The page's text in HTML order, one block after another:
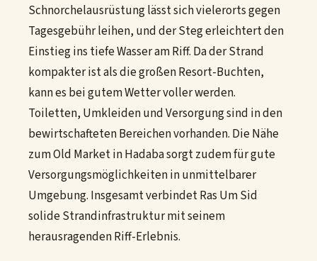
Schnorchelausrüstung lässt sich vielerorts gegen
Tagesgebühr leihen, und der Steg erleichtert den
Einstieg ins tiefe Wasser am Riff. Da der Strand
kompakter ist als die großen Resort-Buchten,
kann es bei gutem Wetter voller werden.
Toiletten, Umkleiden und Versorgung sind in den
bewirtschafteten Bereichen vorhanden. Die Nähe
zum Old Market in Hadaba sorgt zudem für gute
Versorgungsmöglichkeiten in unmittelbarer
Umgebung. Insgesamt verbindet Ras Um Sid
solide Strandinfrastruktur mit seinem
herausragenden Riff-Erlebnis.